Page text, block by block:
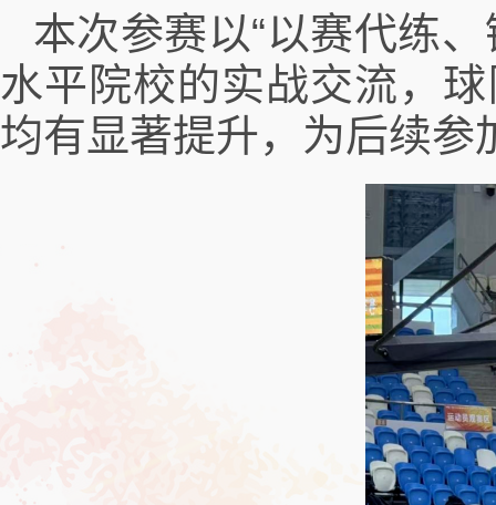
本次参赛以“以赛代练
水平院校的实战交流，
均有显著提升，为后续参